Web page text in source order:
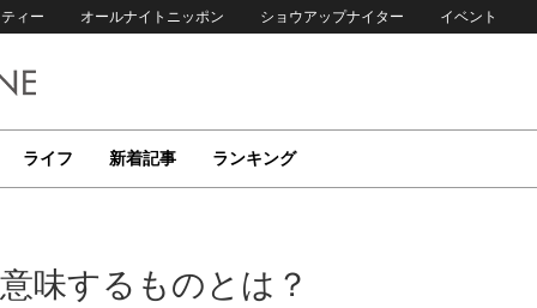
ィー オールナイトニッポン ショウアップナイター イベント
ライフ 新着記事 ランキング
味するものとは？